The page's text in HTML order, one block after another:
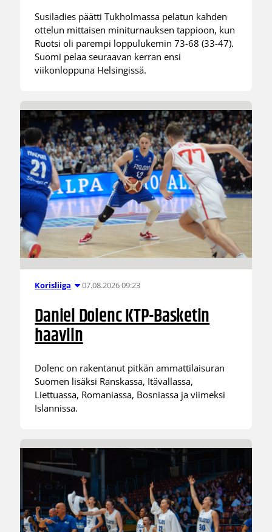
Susiladies päätti Tukholmassa pelatun kahden
ottelun mittaisen miniturnauksen tappioon, kun
Ruotsi oli parempi loppulukemin 73-68 (33-47).
Suomi pelaa seuraavan kerran ensi
viikonloppuna Helsingissä.
Korisliiga 07.08.2026 09:23
Daniel Dolenc KTP-Basketin
haaviin
Dolenc on rakentanut pitkän ammattilaisuran
Suomen lisäksi Ranskassa, Itävallassa,
Liettuassa, Romaniassa, Bosniassa ja viimeksi
Islannissa.